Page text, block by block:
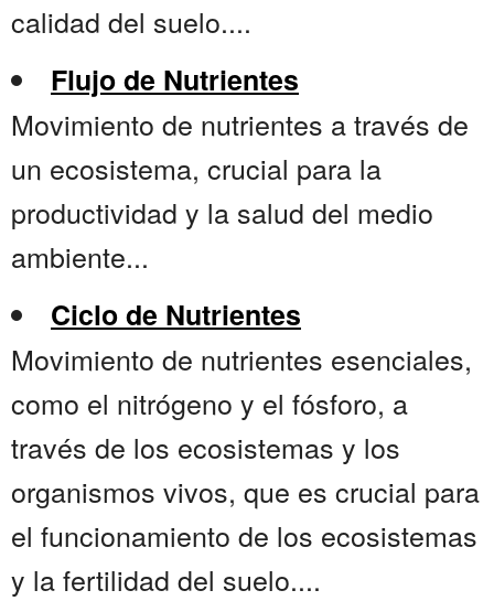
calidad del suelo....
Flujo de Nutrientes
Movimiento de nutrientes a través de
un ecosistema, crucial para la
productividad y la salud del medio
ambiente...
Ciclo de Nutrientes
Movimiento de nutrientes esenciales,
como el nitrógeno y el fósforo, a
través de los ecosistemas y los
organismos vivos, que es crucial para
el funcionamiento de los ecosistemas
y la fertilidad del suelo....